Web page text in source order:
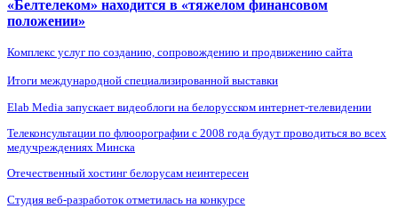
«Белтелеком» находится в «тяжелом финансовом
положении»
Комплекс услуг по созданию, сопровождению и продвижению сайта
Итоги международной специализированной выставки
Elab Media запускает видеоблоги на белорусском интернет-телевидении
Телеконсультации по флюорографии с 2008 года будут проводиться во всех
медучреждениях Минска
Отечественный хостинг белорусам неинтересен
Студия веб-разработок отметилась на конкурсе